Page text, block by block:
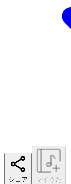
シェア マイうた